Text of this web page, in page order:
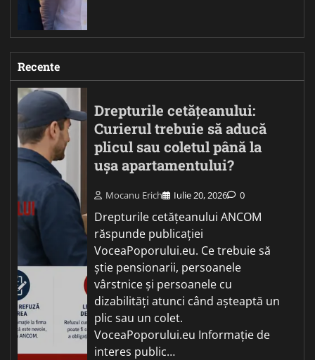
Recente
Drepturile cetățeanului:
Curierul trebuie să aducă
plicul sau coletul până la
ușa apartamentului?
Mocanu Erich Iulie 20, 2026 0
Drepturile cetățeanului ANCOM
răspunde publicației
VoceaPoporului.eu. Ce trebuie să
știe pensionarii, persoanele
vârstnice și persoanele cu
dizabilități atunci când așteaptă un
plic sau un colet.
VoceaPoporului.eu Informație de
interes public…